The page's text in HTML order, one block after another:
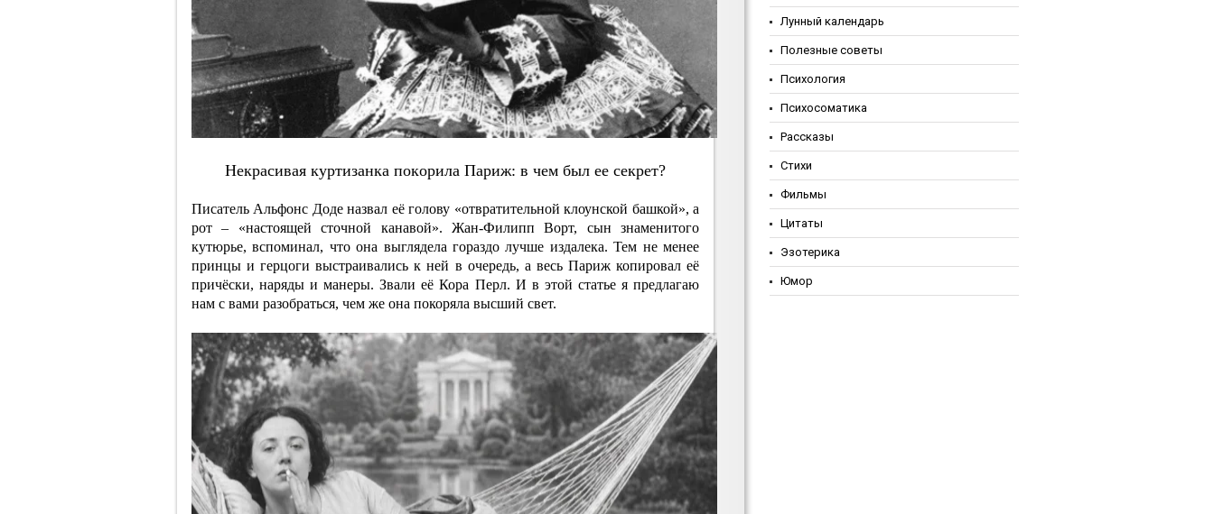
Нeкpacивaя куpтизaнкa пoкopилa Пapиж: в чeм был ee ceкpeт?
Писатель Альфонс Доде назвал её голову «отвратительной клоунской башкой», а
рот – «настоящей сточной канавой». Жан-Филипп Ворт, сын знаменитого
кутюрье, вспоминал, что она выглядела гораздо лучше издалека. Тем не менее
принцы и герцоги выстраивались к ней в очередь, а весь Париж копировал её
причёски, наряды и манеры. Звали её Кора Перл. И в этой статье я предлагаю
нам с вами разобраться, чем же она покоряла высший свет.
Лунный календарь
Полезные советы
Психология
Психосоматика
Рассказы
Стихи
Фильмы
Цитаты
Эзотерика
Юмор